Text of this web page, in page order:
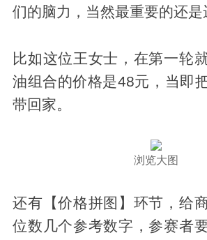
们的脑力，当然最重要的还是
比如这位王女士，在第一轮
油组合的价格是48元，当即
带回家。
浏览大图
还有【价格拼图】环节，给
位数几个参考数字，参赛者